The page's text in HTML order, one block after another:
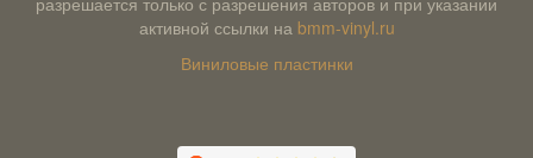
активной ссылки на bmm-vinyl.ru
Виниловые пластинки